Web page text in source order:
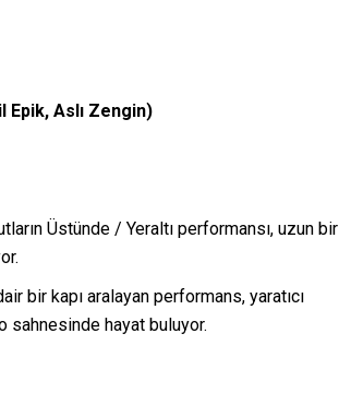
Epik, Aslı Zengin)
Üstünde / Yeraltı performansı, uzun bir
bir kapı aralayan performans, yaratıcı
sahnesinde hayat buluyor.